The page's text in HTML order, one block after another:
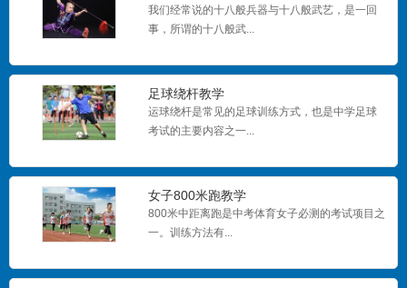
器
我们经常说的十八般兵器与十八般武艺，是一回
事，所谓的十八般武...
足球绕杆教学
运球绕杆是常见的足球训练方式，也是中学足球
考试的主要内容之一...
女子800米跑教学
800米中距离跑是中考体育女子必测的考试项目之
一。训练方法有...